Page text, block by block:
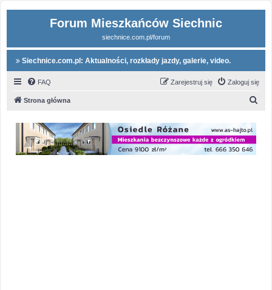
Forum Mieszkańców Siechnic
siechnice.com.pl/forum
Siechnice.com.pl: Aktualności, rozkłady jazdy, galerie, video.
FAQ Zaloguj się
Zarejestruj się
Strona główna